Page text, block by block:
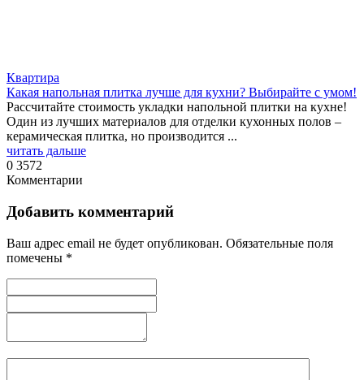
Квартира
Какая напольная плитка лучше для кухни? Выбирайте с умом!
Рассчитайте стоимость укладки напольной плитки на кухне!
Один из лучших материалов для отделки кухонных полов –
керамическая плитка, но производится ...
читать дальше
0 3572
Комментарии
Добавить комментарий
Ваш адрес email не будет опубликован. Обязательные поля
помечены *